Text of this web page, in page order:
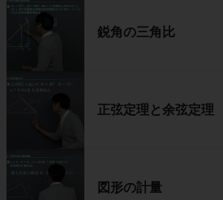
鋭角の三角比
正弦定理と余弦定理
図形の計量